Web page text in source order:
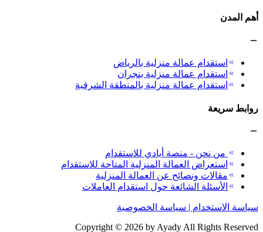
أهم المدن
استقدام عمالة منزلية بالرياض
استقدام عمالة منزلية بنجران
استقدام عمالة منزلية بالمنطقة الشرقية
روابط سريعة
من نحن - منصة أيادي للاستقدام
استعراض العمالة المنزلية المتاحة للاستقدام
مقالات ونصائح عن العمالة المنزلية
الأسئلة الشائعة حول استقدام العاملات
سياسة الاستخدام | سياسة الخصوصية
Copyright © 2026 by Ayady All Rights Reserved